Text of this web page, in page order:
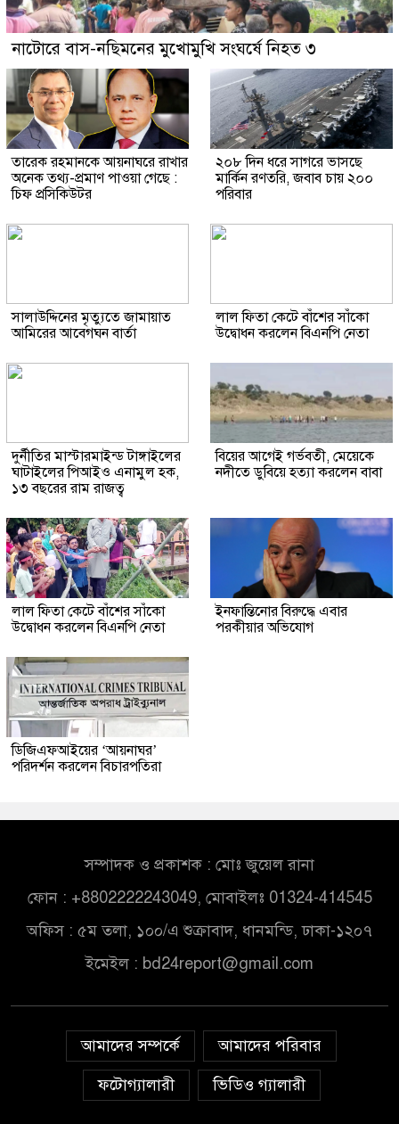
নাটোরে বাস-নছিমনের মুখোমুখি সংঘর্ষে নিহত ৩
তারেক রহমানকে আয়নাঘরে রাখার
অনেক তথ্য-প্রমাণ পাওয়া গেছে :
চিফ প্রসিকিউটর
২০৮ দিন ধরে সাগরে ভাসছে
মার্কিন রণতরি, জবাব চায় ২০০
পরিবার
সালাউদ্দিনের মৃত্যুতে জামায়াত
আমিরের আবেগঘন বার্তা
লাল ফিতা কেটে বাঁশের সাঁকো
উদ্বোধন করলেন বিএনপি নেতা
দুর্নীতির মাস্টারমাইন্ড টাঙ্গাইলের
ঘাটাইলের পিআইও এনামুল হক,
১৩ বছরের রাম রাজত্ব
বিয়ের আগেই গর্ভবতী, মেয়েকে
নদীতে ডুবিয়ে হত্যা করলেন বাবা
লাল ফিতা কেটে বাঁশের সাঁকো
উদ্বোধন করলেন বিএনপি নেতা
ইনফান্তিনোর বিরুদ্ধে এবার
পরকীয়ার অভিযোগ
ডিজিএফআইয়ের ‘আয়নাঘর’
পরিদর্শন করলেন বিচারপতিরা
সম্পাদক ও প্রকাশক : মোঃ জুয়েল রানা
ফোন : +8802222243049, মোবাইলঃ 01324-414545
অফিস : ৫ম তলা, ১০০/এ শুক্রাবাদ, ধানমন্ডি, ঢাকা-১২০৭
ইমেইল : bd24report@gmail.com
আমাদের সম্পর্কে
আমাদের পরিবার
ফটোগ্যালারী
ভিডিও গ্যালারী